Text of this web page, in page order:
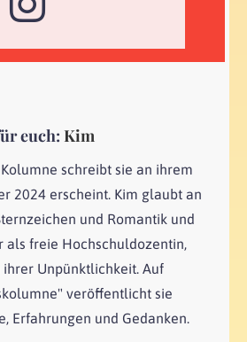
euch: Kim
schreibt sie an ihrem
2024 erscheint. Kim glaubt an
und Romantik und
freie Hochschuldozentin,
Unpünktlichkeit. Auf
veröffentlicht sie
Erfahrungen und Gedanken.